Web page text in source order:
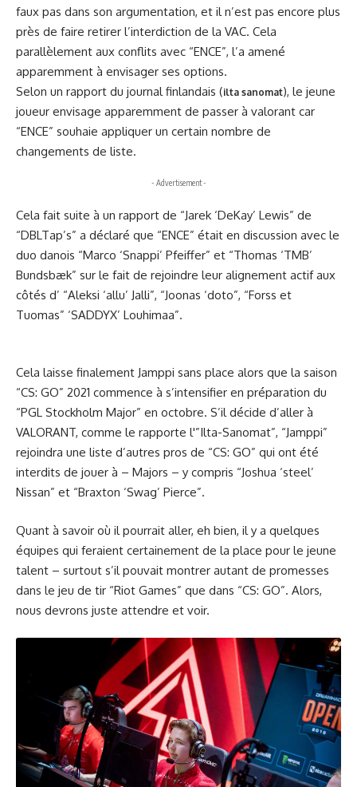
faux pas dans son argumentation, et il n’est pas encore plus
près de faire retirer l’interdiction de la VAC. Cela
parallèlement aux conflits avec “ENCE”, l’a amené
apparemment à envisager ses options.
Selon un rapport du journal finlandais (ilta sanomat), le jeune
joueur envisage apparemment de passer à valorant car
“ENCE” souhaie appliquer un certain nombre de
changements de liste.
- Advertisement -
Cela fait suite à un rapport de “Jarek ‘DeKay’ Lewis” de
“DBLTap’s” a déclaré que “ENCE” était en discussion avec le
duo danois “Marco ‘Snappi’ Pfeiffer” et “Thomas ‘TMB’
Bundsbæk” sur le fait de rejoindre leur alignement actif aux
côtés d’ “Aleksi ‘allu⁠’ Jalli”, “Joonas ‘doto”, “Forss et
Tuomas” ‘SADDYX’ Louhimaa”.
Cela laisse finalement Jamppi sans place alors que la saison
“CS: GO” 2021 commence à s’intensifier en préparation du
“PGL Stockholm Major” en octobre. S’il décide d’aller à
VALORANT, comme le rapporte l'”Ilta-Sanomat”, “Jamppi”
rejoindra une liste d’autres pros de “CS: GO” qui ont été
interdits de jouer à – Majors – y compris “Joshua ‘steel’
Nissan” et “Braxton ‘Swag’ Pierce”.
Quant à savoir où il pourrait aller, eh bien, il y a quelques
équipes qui feraient certainement de la place pour le jeune
talent – surtout s’il pouvait montrer autant de promesses
dans le jeu de tir “Riot Games” que dans “CS: GO”. Alors,
nous devrons juste attendre et voir.